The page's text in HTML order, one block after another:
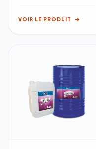
VOIR LE PRODUIT